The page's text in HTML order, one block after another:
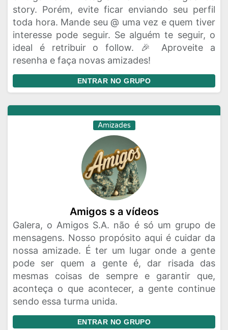
story. Porém, evite ficar enviando seu perfil
toda hora. Mande seu @ uma vez e quem tiver
interesse pode seguir. Se alguém te seguir, o
ideal é retribuir o follow. 🎉 Aproveite a
resenha e faça novas amizades!
ENTRAR NO GRUPO
Amizades
Amigos s a vídeos
Galera, o Amigos S.A. não é só um grupo de
mensagens. Nosso propósito aqui é cuidar da
nossa amizade. É ter um lugar onde a gente
pode ser quem a gente é, dar risada das
mesmas coisas de sempre e garantir que,
aconteça o que acontecer, a gente continue
sendo essa turma unida.
ENTRAR NO GRUPO